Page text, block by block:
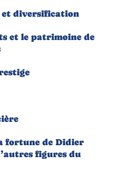
et diversification
et le patrimoine de
fortune de Didier
figures du